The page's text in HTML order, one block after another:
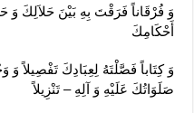
وَ فُرْقَاناً فَرَقْتَ بِهِ بَيْنَ حَلاَلِكَ وَ
أَحْكَامِكَ‏
وَ كِتَاباً فَصَّلْتَهُ لِعِبَادِكَ تَفْصِيلاً وَ
صَلَوَاتُكَ عَلَيْهِ وَ آلِهِ – تَنْزِيلاً